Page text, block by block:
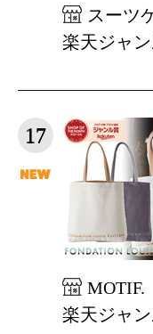
スーツ
楽天ジャ
17
MOTIF.
楽天ジャ